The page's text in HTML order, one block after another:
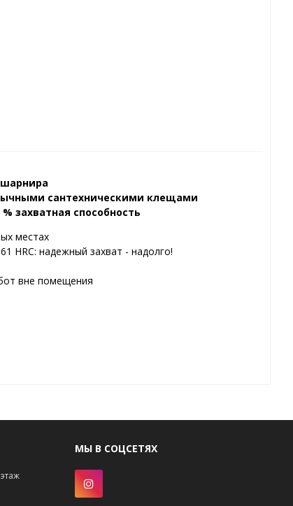
сантехническими клещами
захватная способность
местах
HRC: надежный захват - надолго!
вне помещения
МЫ В СОЦСЕТЯХ